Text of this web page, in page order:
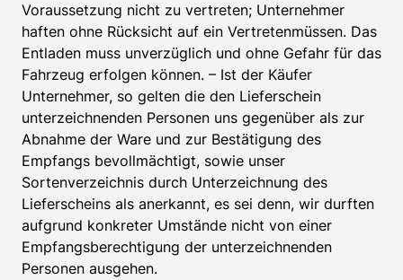
Voraussetzung nicht zu vertreten; Unternehmer
haften ohne Rücksicht auf ein Vertretenmüssen. Das
Entladen muss unverzüglich und ohne Gefahr für das
Fahrzeug erfolgen können. – Ist der Käufer
Unternehmer, so gelten die den Lieferschein
unterzeichnenden Personen uns gegenüber als zur
Abnahme der Ware und zur Bestätigung des
Empfangs bevollmächtigt, sowie unser
Sortenverzeichnis durch Unterzeichnung des
Lieferscheins als anerkannt, es sei denn, wir durften
aufgrund konkreter Umstände nicht von einer
Empfangsberechtigung der unterzeichnenden
Personen ausgehen.